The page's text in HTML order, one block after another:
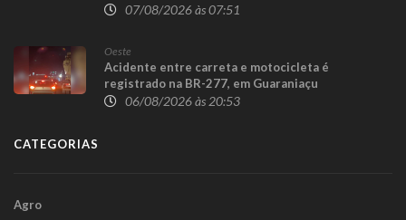
07/08/2026 às 07:51
Oeste
Acidente entre carreta e motocicleta é
registrado na BR-277, em Guaraniaçu
06/08/2026 às 20:53
CATEGORIAS
Agro